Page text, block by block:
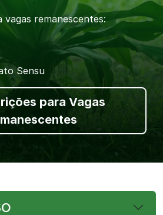
vagas remanescentes:
Sensu
para Vagas